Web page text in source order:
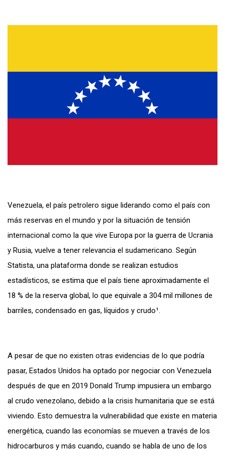
Venezuela, el país petrolero sigue liderando como el país con
más reservas en el mundo y por la situación de tensión
internacional como la que vive Europa por la guerra de Ucrania
y Rusia, vuelve a tener relevancia el sudamericano. Según
Statista, una plataforma donde se realizan estudios
estadísticos, se estima que el país tiene aproximadamente el
18 % de la reserva global, lo que equivale a 304 mil millones de
barriles, condensado en gas, líquidos y crudo¹.
A pesar de que no existen otras evidencias de lo que podría
pasar, Estados Unidos ha optado por negociar con Venezuela
después de que en 2019 Donald Trump impusiera un embargo
al crudo venezolano, debido a la crisis humanitaria que se está
viviendo. Esto demuestra la vulnerabilidad que existe en materia
energética, cuando las economías se mueven a través de los
hidrocarburos y más cuando, cuando se habla de uno de los